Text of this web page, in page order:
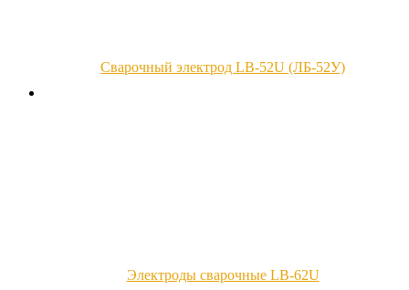
Сварочный электрод LB-52U (ЛБ-52У)
Электроды сварочные LB-62U